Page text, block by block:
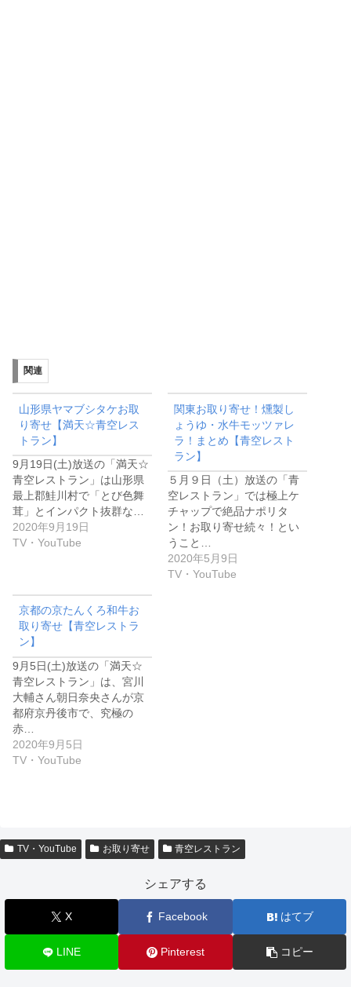
関連
山形県ヤマブシタケお取
り寄せ【満天☆青空レス
トラン】
9月19日(土)放送の「満天☆
青空レストラン」は山形県
最上郡鮭川村で「とび色舞
茸」とインパクト抜群な…
2020年9月19日
TV・YouTube
関東お取り寄せ！燻製し
ょうゆ・水牛モッツァレ
ラ！まとめ【青空レスト
ラン】
５月９日（土）放送の「青
空レストラン」では極上ケ
チャップで絶品ナポリタ
ン！お取り寄せ続々！とい
うこと…
2020年5月9日
TV・YouTube
京都の京たんくろ和牛お
取り寄せ【青空レストラ
ン】
9月5日(土)放送の「満天☆
青空レストラン」は、宮川
大輔さん朝日奈央さんが京
都府京丹後市で、究極の
赤…
2020年9月5日
TV・YouTube
TV・YouTube お取り寄せ 青空レストラン
シェアする
X Facebook はてブ
LINE Pinterest コピー